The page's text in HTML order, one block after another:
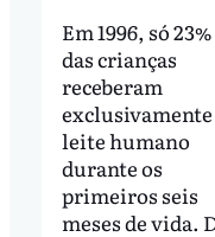
Em 1996, só 23%
das crianças
receberam
exclusivamente
leite humano
durante os
primeiros seis
meses de vida.